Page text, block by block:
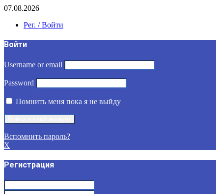
07.08.2026
Рег. / Войти
Войти
Username or email
Password
Помнить меня пока я не выйду
Вспомнить пароль?
X
Регистрация